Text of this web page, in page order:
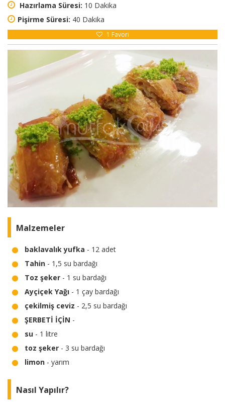
Hazırlama Süresi: 10 Dakika
Pişirme Süresi: 40 Dakika
1 Favori
Malzemeler
baklavalık yufka - 12 adet
Tahin - 1,5 su bardağı
Toz şeker - 1 su bardağı
Ayçiçek Yağı - 1 çay bardağı
çekilmiş ceviz - 2,5 su bardağı
ŞERBETİ İÇİN -
su - 1 litre
toz şeker - 3 su bardağı
limon - yarım
Nasıl Yapılır?